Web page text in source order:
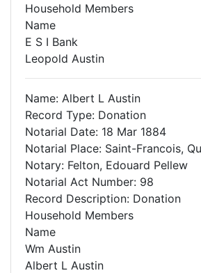
Household Members
Name
E S I Bank
Leopold Austin
Name: Albert L Austin
Record Type: Donation
Notarial Date: 18 Mar 1884
Notarial Place: Saint-Francois,
Notary: Felton, Edouard Pellew
Notarial Act Number: 98
Record Description: Donation
Household Members
Name
Wm Austin
Albert L Austin